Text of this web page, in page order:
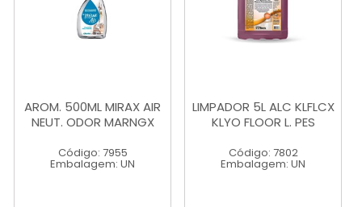
AROM. 500ML MIRAX AIR
NEUT. ODOR MARNGX
Código: 7955
Embalagem: UN
LIMPADOR 5L ALC KLFLCX
KLYO FLOOR L. PES
Código: 7802
Embalagem: UN